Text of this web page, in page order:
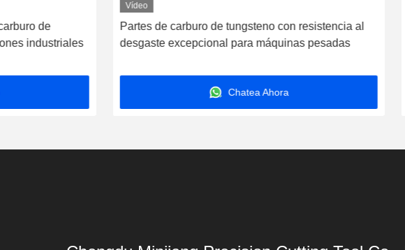
de
industriales
Vídeo
Partes de carburo de tungsteno con resistencia al
desgaste excepcional para máquinas pesadas
Chatea Ahora